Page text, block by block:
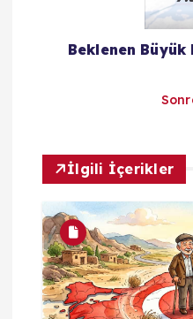
m
Beklenen Büyük
İlgili İçerikler